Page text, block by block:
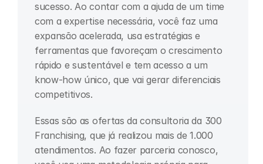
sucesso. Ao contar com a ajuda de um time
com a expertise necessária, você faz uma
expansão acelerada, usa estratégias e
ferramentas que favoreçam o crescimento
rápido e sustentável e tem acesso a um
know-how único, que vai gerar diferenciais
competitivos.
Essas são as ofertas da consultoria da 300
Franchising, que já realizou mais de 1.000
atendimentos. Ao fazer parceria conosco,